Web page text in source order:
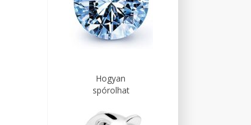
Hogyan
spórolhat